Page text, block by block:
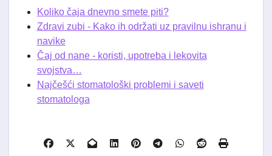
Koliko čaja dnevno smete piti?
Zdravi zubi - Kako ih održati uz pravilnu ishranu i
navike
Čaj od nane - koristi, upotreba i lekovita
svojstva…
Najčešći stomatološki problemi i saveti
stomatologa